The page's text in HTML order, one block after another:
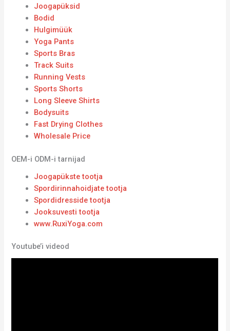
Joogapüksid
Bodid
Hulgimüük
Yoga Pants
Sports Bras
Track Suits
Running Vests
Sports Shorts
Long Sleeve Shirts
Bodysuits
Fast Drying Clothes
Wholesale Price
OEM-i ODM-i tarnijad
Joogapükste tootja
Spordirinnahoidjate tootja
Spordidresside tootja
Jooksuvesti tootja
www.RuxiYoga.com
Youtube’i videod